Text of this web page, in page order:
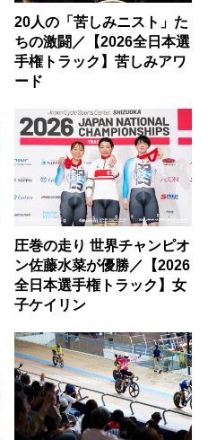
20人の「苦しみニスト」た
ちの激闘／【2026全日本選
手権トラック】苦しみアワ
ード
圧巻の走り 世界チャンピオ
ン佐藤水菜が優勝／【2026
全日本選手権トラック】女
子ケイリン